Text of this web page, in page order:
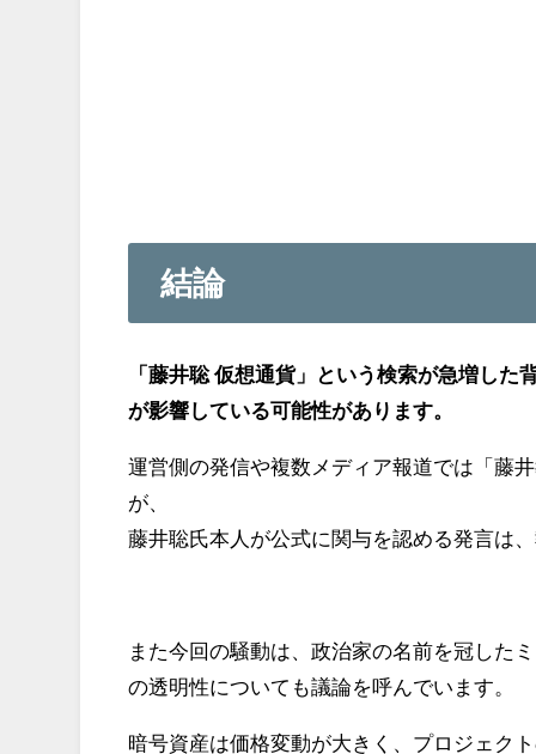
結論
「藤井聡 仮想通貨」という検索が急増し
が影響している可能性があります。
運営側の発信や複数メディア報道では「藤
が、
藤井聡氏本人が公式に関与を認める発言は
また今回の騒動は、政治家の名前を冠した
の透明性についても議論を呼んでいます。
暗号資産は価格変動が大きく、プロジェク